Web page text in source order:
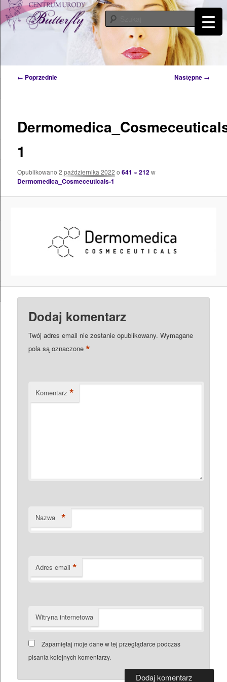
Przeskocz
do
tekstu
Centrum Urody Butterfly – Katowice
Tylko od Ciebie zależy kiedy zaczniesz o siebie dbać. Przyjdź a my Ci w tym
pomożemy…
Nawigacja
← Poprzednie Następne →
1
Opublikowano2 października 2022 o641 × 212w
Dermomedica_Cosmeceuticals-1
Dodaj komentarz
Twój adres email nie zostanie opublikowany. Wymagane
pola są oznaczone*
Komentarz *
Nazwa *
Adres email *
Witryna internetowa
Zapamiętaj moje dane w tej przeglądarce podczas
pisania kolejnych komentarzy.